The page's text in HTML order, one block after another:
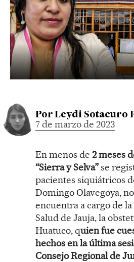
Por Leydi Sotacuro
7 de marzo de 2023
En menos de 2 meses
“Sierra y Selva”se
pacientes siquiátricos
Domingo Olavegoya,
encuentra a cargo de
Salud de Jauja, la
Huatuco, quien fue
hechos en la última
Consejo Regional de